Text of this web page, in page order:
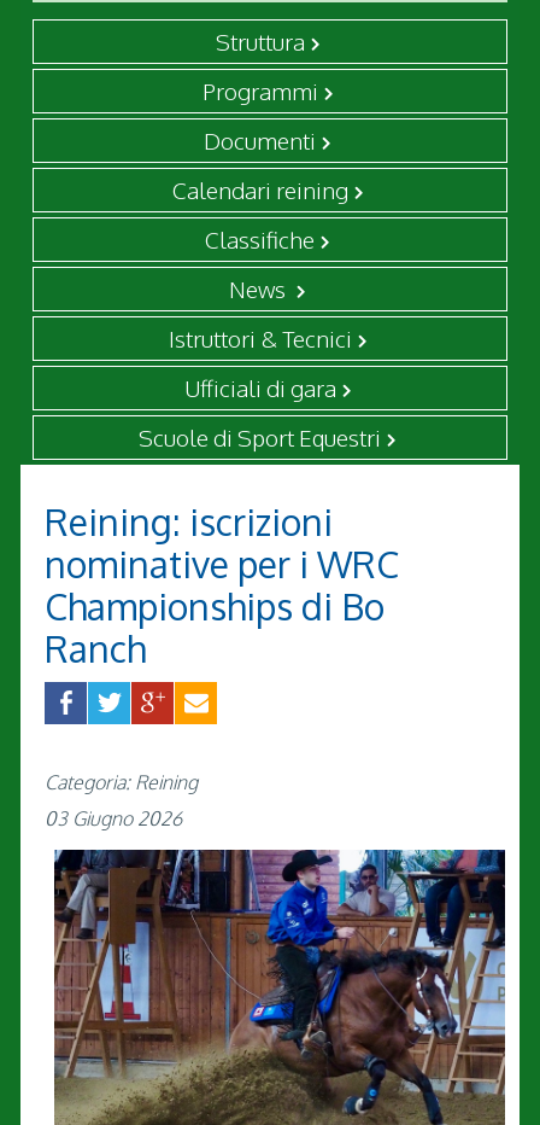
Struttura
Programmi
Documenti
Calendari reining
Classifiche
News
Istruttori & Tecnici
Ufficiali di gara
Scuole di Sport Equestri
Reining: iscrizioni
nominative per i WRC
Championships di Bo
Ranch
Categoria: Reining
03 Giugno 2026